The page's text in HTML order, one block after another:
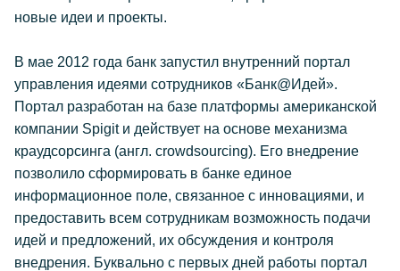
новые идеи и проекты.
В мае 2012 года банк запустил внутренний портал
управления идеями сотрудников «Банк@Идей».
Портал разработан на базе платформы американской
компании Spigit и действует на основе механизма
краудсорсинга (англ. crowdsourcing). Его внедрение
позволило сформировать в банке единое
информационное поле, связанное с инновациями, и
предоставить всем сотрудникам возможность подачи
идей и предложений, их обсуждения и контроля
внедрения. Буквально с первых дней работы портал